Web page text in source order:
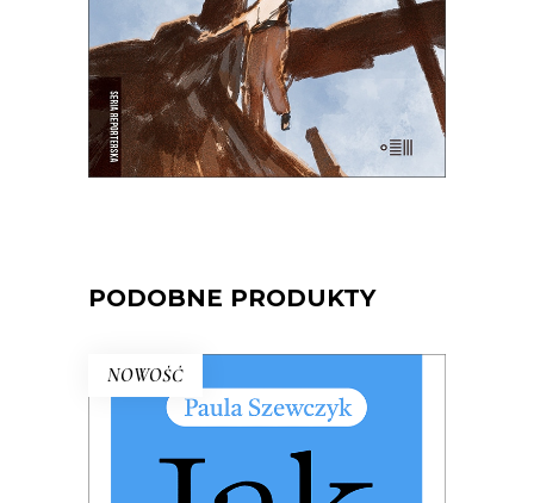
E-BOOK DO KOSZYKA
PODOBNE PRODUKTY
NOWOŚĆ